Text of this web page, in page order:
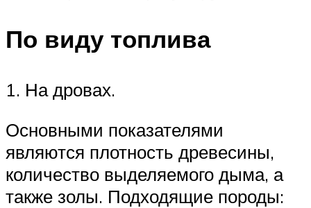
По виду топлива
1. На дровах.
Основными показателями
являются плотность древесины,
количество выделяемого дыма, а
также золы. Подходящие породы: